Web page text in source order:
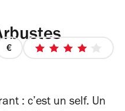
prix
4
étoiles
: c’est un self. Un